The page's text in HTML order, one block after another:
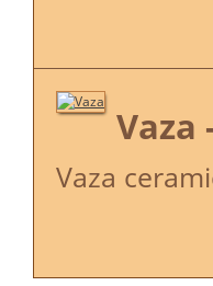
Vaza
Vaza